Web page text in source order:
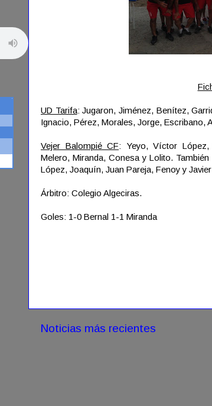
UD Tarifa: Jugaron, Jiménez, Benítez,
Ignacio, Pérez, Morales, Jorge, Escribano,
Vejer Balompié CF: Yeyo, Víctor López,
Melero, Miranda, Conesa y Lolito.
López, Joaquín, Juan Pareja, Fenoy y
Árbitro: Colegio Algeciras.
Goles: 1-0 Bernal 1-1 Miranda
Noticias más recientes